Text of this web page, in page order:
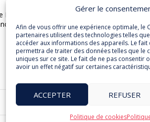
Gérer le
Afin de vous offrir une expérience optimale, le
partenaires utilisent des technologies telles
accéder aux informations des appareils. Le
permettra de traiter des données telles que le
uniques sur ce site. Le fait de ne pas consentir
avoir un effet négatif sur certaines
ACCEPTER REFUSER
Politique de cookies
du 1er
1